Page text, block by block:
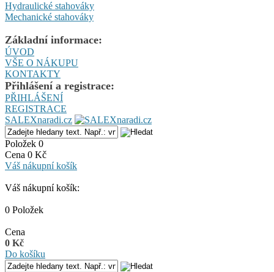
Hydraulické stahováky
Mechanické stahováky
Základní informace:
ÚVOD
VŠE O NÁKUPU
KONTAKTY
Přihlášení a registrace:
PŘIHLÁŠENÍ
REGISTRACE
SALEXnaradi.cz
Položek 0
Cena 0 Kč
Váš nákupní košík
Váš nákupní košík:
0 Položek
Cena
0 Kč
Do košíku